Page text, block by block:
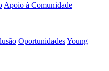
Apoio à Comunidade
OportunidadesYoung